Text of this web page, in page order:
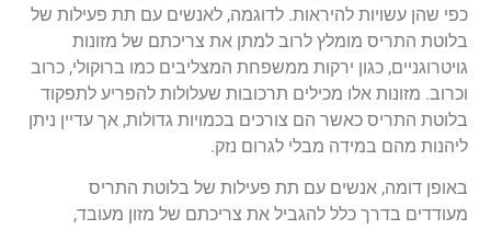
כפי שהן עשויות להיראות. לדוגמה, לאנשים עם תת פעילות של
בלוטת התריס מומלץ לרוב למתן את צריכתם של מזונות
גויטרוגניים, כגון ירקות ממשפחת המצליבים כמו ברוקולי, כרוב
וכרוב. מזונות אלו מכילים תרכובות שעלולות להפריע לתפקוד
בלוטת התריס כאשר הם צורכים בכמויות גדולות, אך עדיין ניתן
ליהנות מהם במידה מבלי לגרום נזק.
באופן דומה, אנשים עם תת פעילות של בלוטת התריס
מעודדים בדרך כלל להגביל את צריכתם של מזון מעובד,